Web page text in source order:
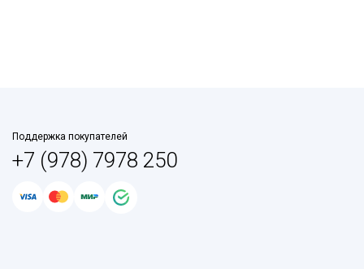
Поддержка покупателей
+7 (978) 7978 250